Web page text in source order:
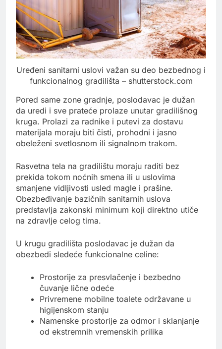
Uređeni sanitarni uslovi važan su deo bezbednog i
funkcionalnog gradilišta – shutterstock.com
Pored same zone gradnje, poslodavac je dužan
da uredi i sve prateće prolaze unutar gradilišnog
kruga. Prolazi za radnike i putevi za dostavu
materijala moraju biti čisti, prohodni i jasno
obeleženi svetlosnom ili signalnom trakom.
Rasvetna tela na gradilištu moraju raditi bez
prekida tokom noćnih smena ili u uslovima
smanjene vidljivosti usled magle i prašine.
Obezbeđivanje bazičnih sanitarnih uslova
predstavlja zakonski minimum koji direktno utiče
na zdravlje celog tima.
U krugu gradilišta poslodavac je dužan da
obezbedi sledeće funkcionalne celine:
Prostorije za presvlačenje i bezbedno
čuvanje lične odeće
Privremene mobilne toalete održavane u
higijenskom stanju
Namenske prostorije za odmor i sklanjanje
od ekstremnih vremenskih prilika